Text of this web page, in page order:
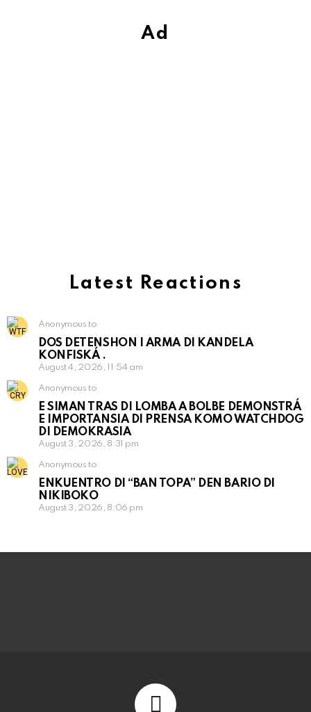
Ad
Latest Reactions
Anonymous to
DOS DETENSHON I ARMA DI KANDELA
KONFISKÁ .
August 4, 2026, 11:54 am
Anonymous to
E SIMAN TRAS DI LOMBA A BOLBE DEMONSTRÁ
E IMPORTANSIA DI PRENSA KOMO WATCHDOG
DI DEMOKRASIA
August 3, 2026, 8:31 pm
Anonymous to
ENKUENTRO DI “BAN TOPA” DEN BARIO DI
NIKIBOKO
August 3, 2026, 8:06 pm